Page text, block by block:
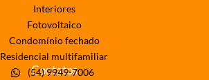
Interiores
Fotovoltaico
Condomínio fechado
Residencial multifamiliar
Contatos
(54) 9949-7006